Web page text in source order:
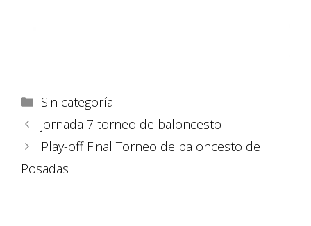
Sin categoría
jornada 7 torneo de baloncesto
Play-off Final Torneo de baloncesto de
Posadas